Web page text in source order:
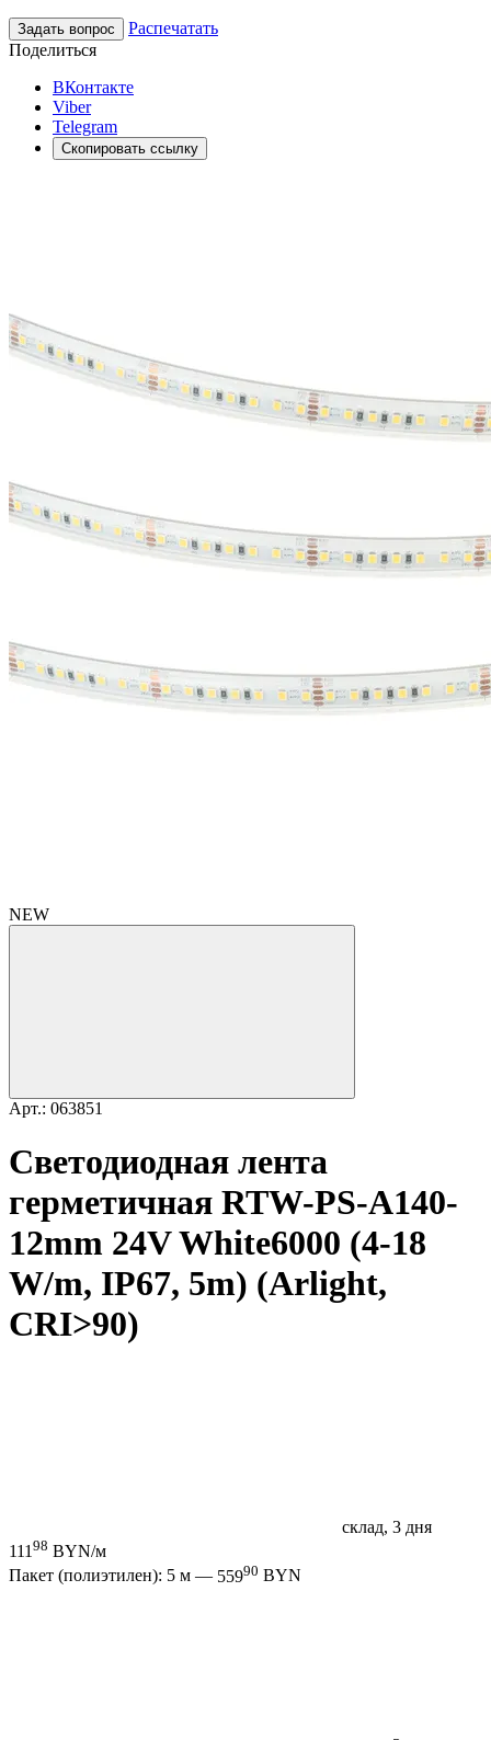
Задать вопрос
Распечатать
Поделиться
ВКонтакте
Viber
Telegram
Скопировать ссылку
NEW
Арт.: 063851
Светодиодная лента
герметичная RTW-PS-A140-
12mm 24V White6000 (4-18
W/m, IP67, 5m) (Arlight,
CRI>90)
склад, 3 дня
111 98 BYN/м
Пакет (полиэтилен): 5 м — 55990 BYN